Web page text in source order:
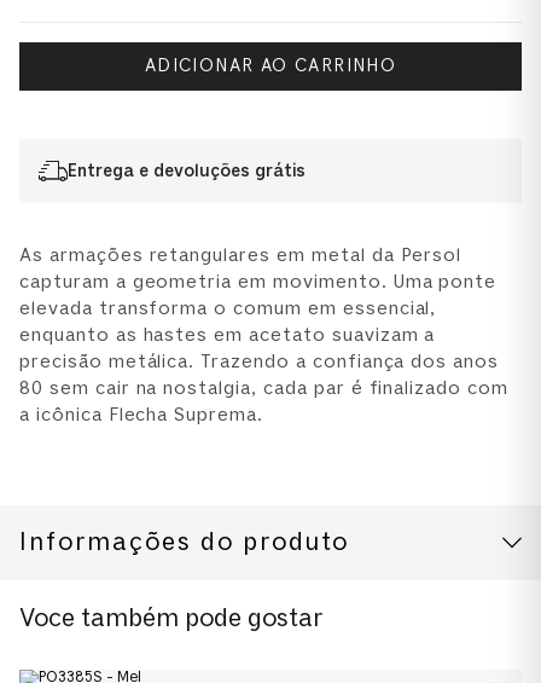
ADICIONAR AO CARRINHO
Entrega e devoluções grátis
As armações retangulares em metal da Persol
capturam a geometria em movimento. Uma ponte
elevada transforma o comum em essencial,
enquanto as hastes em acetato suavizam a
precisão metálica. Trazendo a confiança dos anos
80 sem cair na nostalgia, cada par é finalizado com
a icônica Flecha Suprema.
Informações do produto
CUIDADOS COM O PRODUTO
0PO1025S
Voce também pode gostar